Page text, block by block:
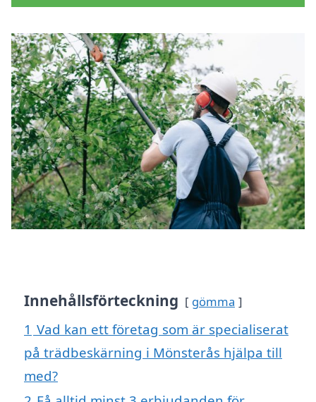
Innehållsförteckning gömma
1 Vad kan ett företag som är specialiserat
på trädbeskärning i Mönsterås hjälpa till
med?